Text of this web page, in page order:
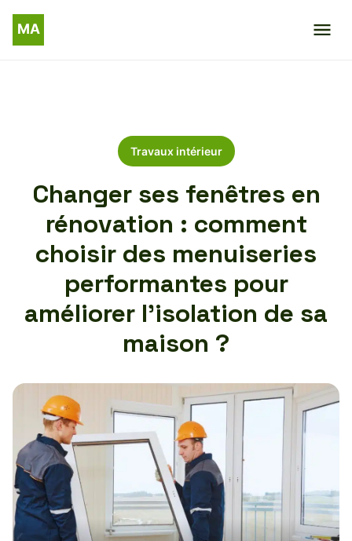
Travaux intérieur
Changer ses fenêtres en
rénovation : comment
choisir des menuiseries
performantes pour
améliorer l’isolation de sa
maison ?